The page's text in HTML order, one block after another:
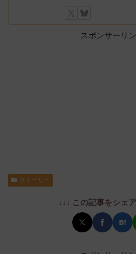
スポンサーリ
ストーリー
↓↓↓ この記事をシェ